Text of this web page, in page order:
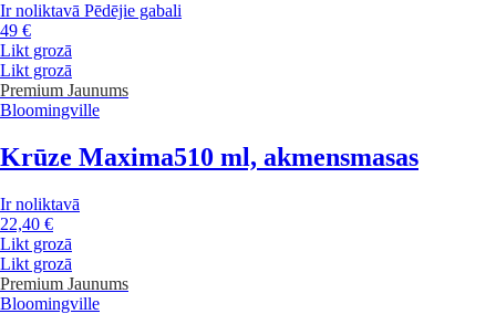
Ir noliktavā Pēdējie gabali
49 €
Likt grozā
Likt grozā
Premium Jaunums
Bloomingville
Krūze Maxima510 ml, akmensmasas
Ir noliktavā
22,40 €
Likt grozā
Likt grozā
Premium Jaunums
Bloomingville